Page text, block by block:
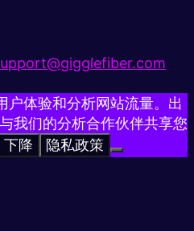
体验和分析网站流量。出
我们的分析合作伙伴共享您
下降 隐私政策